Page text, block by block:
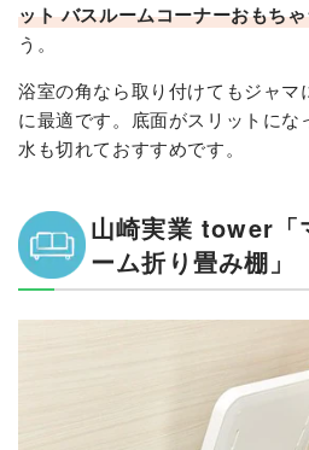
ット バスルームコーナーおもち
う。
浴室の角なら取り付けてもジャマ
に最適です。底面がスリットにな
水も切れておすすめです。
山崎実業 tower「
ーム折り畳み棚」